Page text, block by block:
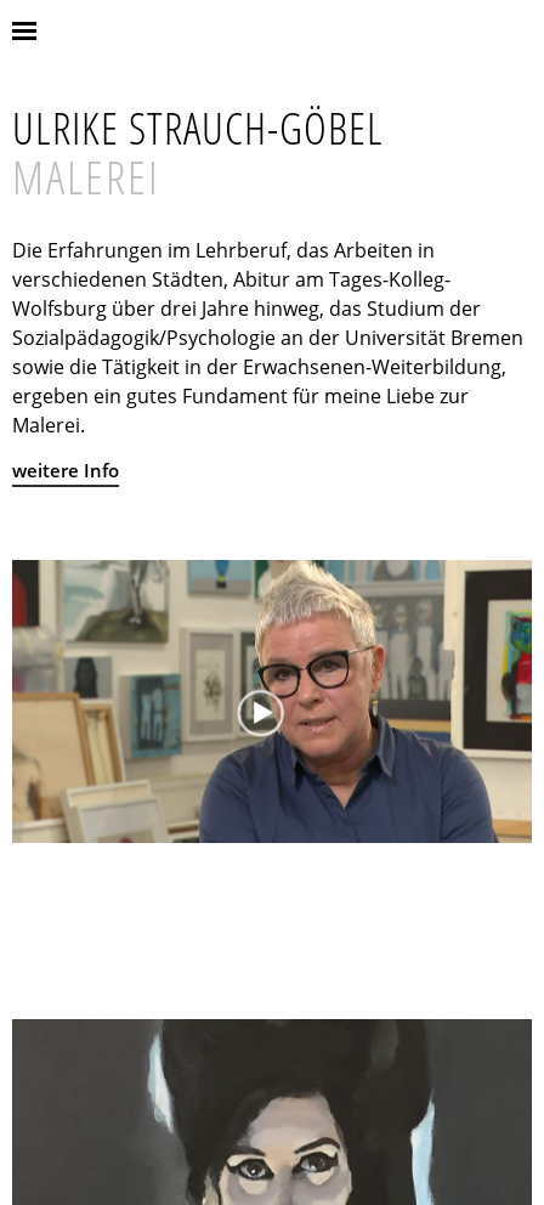
ULRIKE STRAUCH-GÖBEL
MALEREI
Die Erfahrungen im Lehrberuf, das Arbeiten in
verschiedenen Städten, Abitur am Tages-Kolleg-
Wolfsburg über drei Jahre hinweg, das Studium der
Sozialpädagogik/Psychologie an der Universität Bremen
sowie die Tätigkeit in der Erwachsenen-Weiterbildung,
ergeben ein gutes Fundament für meine Liebe zur
Malerei.
weitere Info